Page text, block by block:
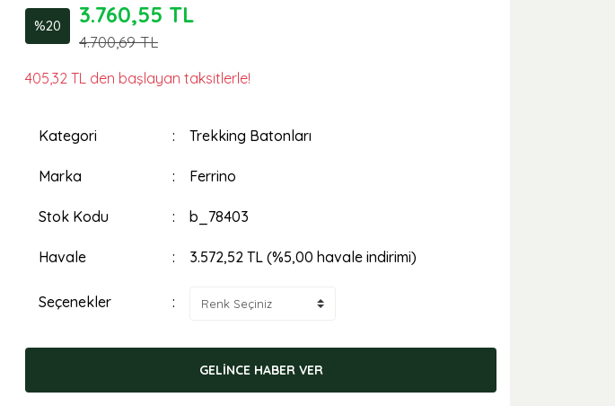
%20 3.760,55 TL
4.700,69 TL
405,32 TL den başlayan taksitlerle!
Kategori Trekking Batonları
Marka Ferrino
Stok Kodu b_78403
Havale 3.572,52 TL (%5,00 havale indirimi)
Seçenekler
GELİNCE HABER VER